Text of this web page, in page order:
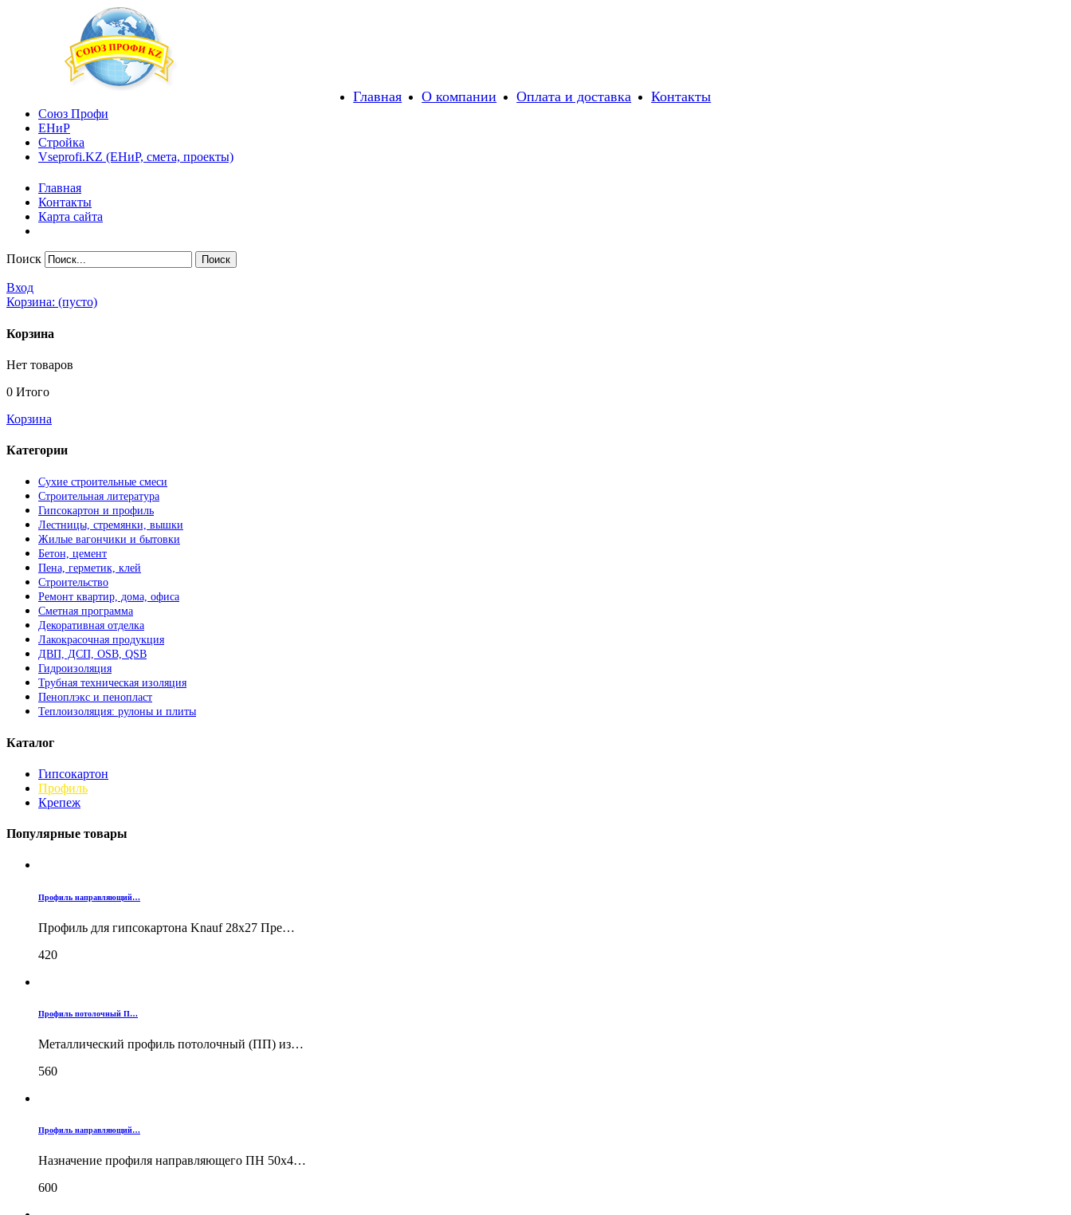
Главная О компании Оплата и доставка Контакты
Союз Профи
ЕНиР
Стройка
Vseprofi.KZ (ЕНиР, смета, проекты)
Главная
Контакты
Карта сайта
Поиск
Вход
Корзина: (пусто)
Корзина
Нет товаров
0 Итого
Корзина
Категории
Сухие строительные смеси
Строительная литература
Гипсокартон и профиль
Лестницы, стремянки, вышки
Жилые вагончики и бытовки
Бетон, цемент
Пена, герметик, клей
Строительство
Ремонт квартир, дома, офиса
Сметная программа
Декоративная отделка
Лакокрасочная продукция
ДВП, ДСП, OSB, QSB
Гидроизоляция
Трубная техническая изоляция
Пеноплэкс и пенопласт
Теплоизоляция: рулоны и плиты
Каталог
Гипсокартон
Профиль
Крепеж
Популярные товары
Профиль направляющий…
Профиль для гипсокартона Knauf 28х27 Пре…
420
Профиль потолочный П…
Металлический профиль потолочный (ПП) из…
560
Профиль направляющий…
Назначение профиля направляющего ПН 50х4…
600